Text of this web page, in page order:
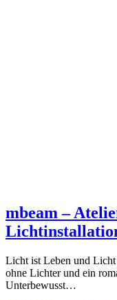
mbeam –
Licht ist Leben und Licht
ohne Lichter und ein
Unterbewusst…